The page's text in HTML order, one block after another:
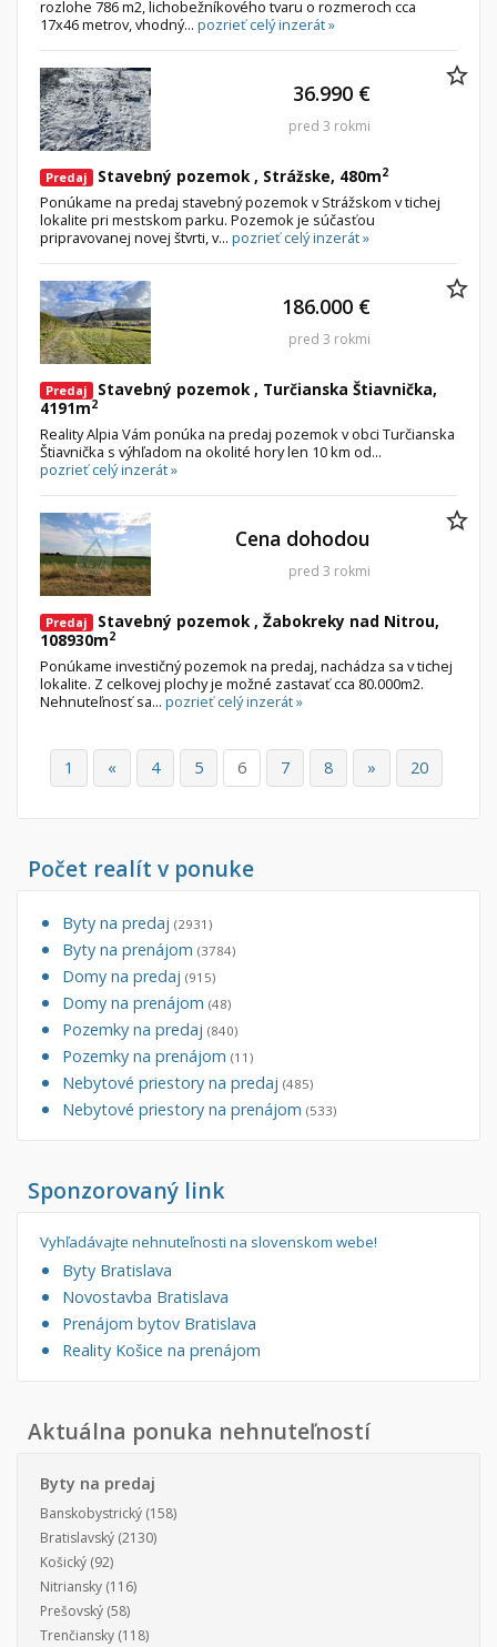
rozlohe 786 m2, lichobežníkového tvaru o rozmeroch cca
17x46 metrov, vhodný... pozrieť celý inzerát »
Predaj Stavebný pozemok , Strážske, 480m2
Ponúkame na predaj stavebný pozemok v Strážskom v tichej
lokalite pri mestskom parku. Pozemok je súčasťou
pripravovanej novej štvrti, v... pozrieť celý inzerát »
36.990 €
pred 3 rokmi
Predaj
Stavebný pozemok , Turčianska Štiavnička,
4191m2
Reality Alpia Vám ponúka na predaj pozemok v obci Turčianska
Štiavnička s výhľadom na okolité hory len 10 km od...
pozrieť celý inzerát »
186.000 €
pred 3 rokmi
Predaj
Stavebný pozemok , Žabokreky nad Nitrou,
108930m2
Ponúkame investičný pozemok na predaj, nachádza sa v tichej
lokalite. Z celkovej plochy je možné zastavať cca 80.000m2.
Nehnuteľnosť sa... pozrieť celý inzerát »
Cena dohodou
pred 3 rokmi
1 « 4 5 6 7 8 » 20
Počet realít v ponuke
Byty na predaj (2931)
Byty na prenájom (3784)
Domy na predaj (915)
Domy na prenájom (48)
Pozemky na predaj (840)
Pozemky na prenájom (11)
Nebytové priestory na predaj (485)
Nebytové priestory na prenájom (533)
Sponzorovaný link
Vyhľadávajte nehnuteľnosti na slovenskom webe!
Byty Bratislava
Novostavba Bratislava
Prenájom bytov Bratislava
Reality Košice na prenájom
Aktuálna ponuka nehnuteľností
Byty na predaj
Banskobystrický (158)
Bratislavský (2130)
Košický (92)
Nitriansky (116)
Prešovský (58)
Trenčiansky (118)